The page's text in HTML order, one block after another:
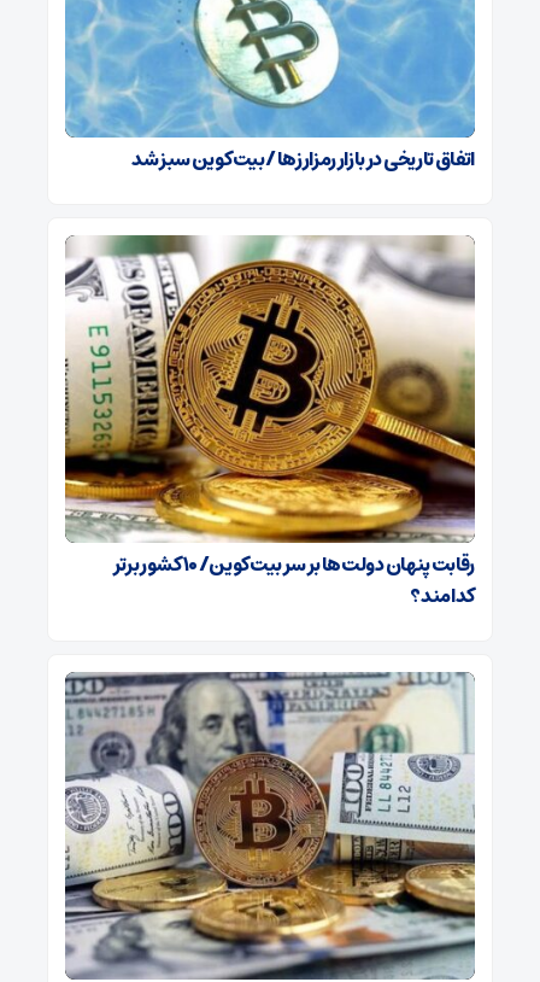
اتفاق تاریخی در بازار رمزارزها / بیت‌کوین سبز شد
رقابت پنهان دولت‌ها بر سر بیت‌کوین/ ۱۰ کشور برتر
کدامند؟